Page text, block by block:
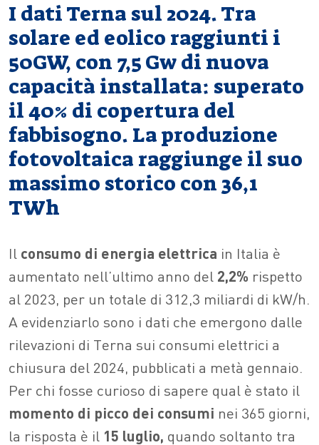
I dati Terna sul 2024. Tra
solare ed eolico raggiunti i
50GW, con 7,5 Gw di nuova
capacità installata: superato
il 40% di copertura del
fabbisogno. La produzione
fotovoltaica raggiunge il suo
massimo storico con 36,1
TWh
Il consumo di energia elettrica in Italia è
aumentato nell’ultimo anno del 2,2% rispetto
al 2023, per un totale di 312,3 miliardi di kW/h.
A evidenziarlo sono i dati che emergono dalle
rilevazioni di Terna sui consumi elettrici a
chiusura del 2024, pubblicati a metà gennaio.
Per chi fosse curioso di sapere qual è stato il
momento di picco dei consumi nei 365 giorni,
la risposta è il 15 luglio, quando soltanto tra